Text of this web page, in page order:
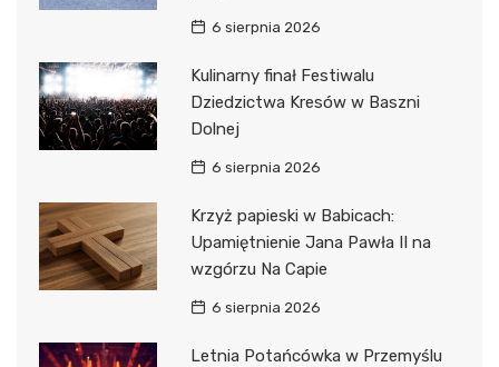
6 sierpnia 2026
Kulinarny finał Festiwalu
Dziedzictwa Kresów w Baszni
Dolnej
6 sierpnia 2026
Krzyż papieski w Babicach:
Upamiętnienie Jana Pawła II na
wzgórzu Na Capie
6 sierpnia 2026
Letnia Potańcówka w Przemyślu